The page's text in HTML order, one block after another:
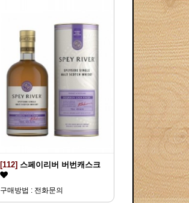
[112] 스페이리버 버번캐스크
구매방법 : 전화문의